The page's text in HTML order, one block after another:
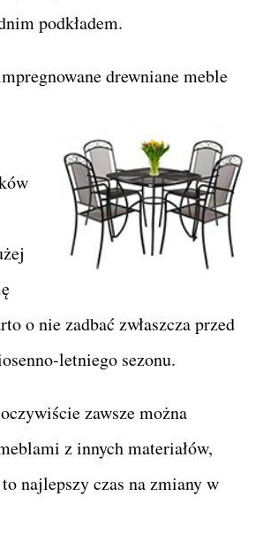
podkładem.
drewniane meble
o nie zadbać zwłaszcza przed
letniego sezonu.
zawsze można
z innych materiałów,
najlepszy czas na zmiany w